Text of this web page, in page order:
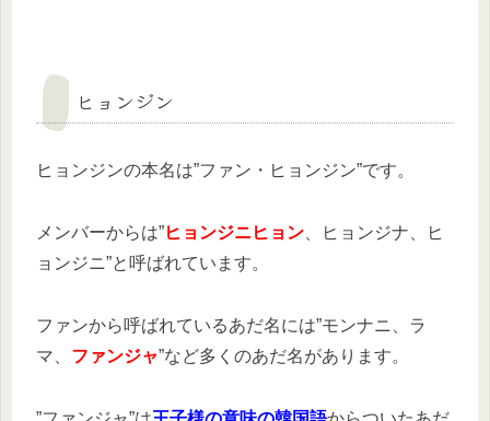
ヒョンジン
ヒョンジンの本名は”ファン・ヒョンジン”です。
メンバーからは”ヒョンジニヒョン 、ヒョンジナ、ヒ
ョンジニ”と呼ばれています。
ファンから呼ばれているあだ名には”モンナニ、ラ
マ、 ファンジャ”など多くのあだ名があります。